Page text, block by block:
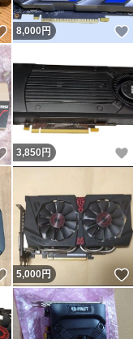
いいね！
8,000円
いいね！
3,850 円
いいね！
5,000円